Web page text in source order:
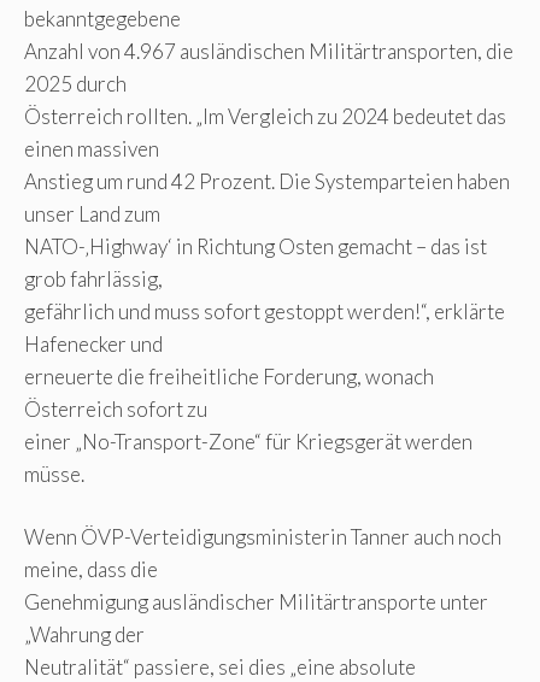
bekanntgegebene
Anzahl von 4.967 ausländischen Militärtransporten, die
2025 durch
Österreich rollten. „Im Vergleich zu 2024 bedeutet das
einen massiven
Anstieg um rund 42 Prozent. Die Systemparteien haben
unser Land zum
NATO-‚Highway‘ in Richtung Osten gemacht – das ist
grob fahrlässig,
gefährlich und muss sofort gestoppt werden!“, erklärte
Hafenecker und
erneuerte die freiheitliche Forderung, wonach
Österreich sofort zu
einer „No-Transport-Zone“ für Kriegsgerät werden
müsse.
Wenn ÖVP-Verteidigungsministerin Tanner auch noch
meine, dass die
Genehmigung ausländischer Militärtransporte unter
„Wahrung der
Neutralität“ passiere, sei dies „eine absolute